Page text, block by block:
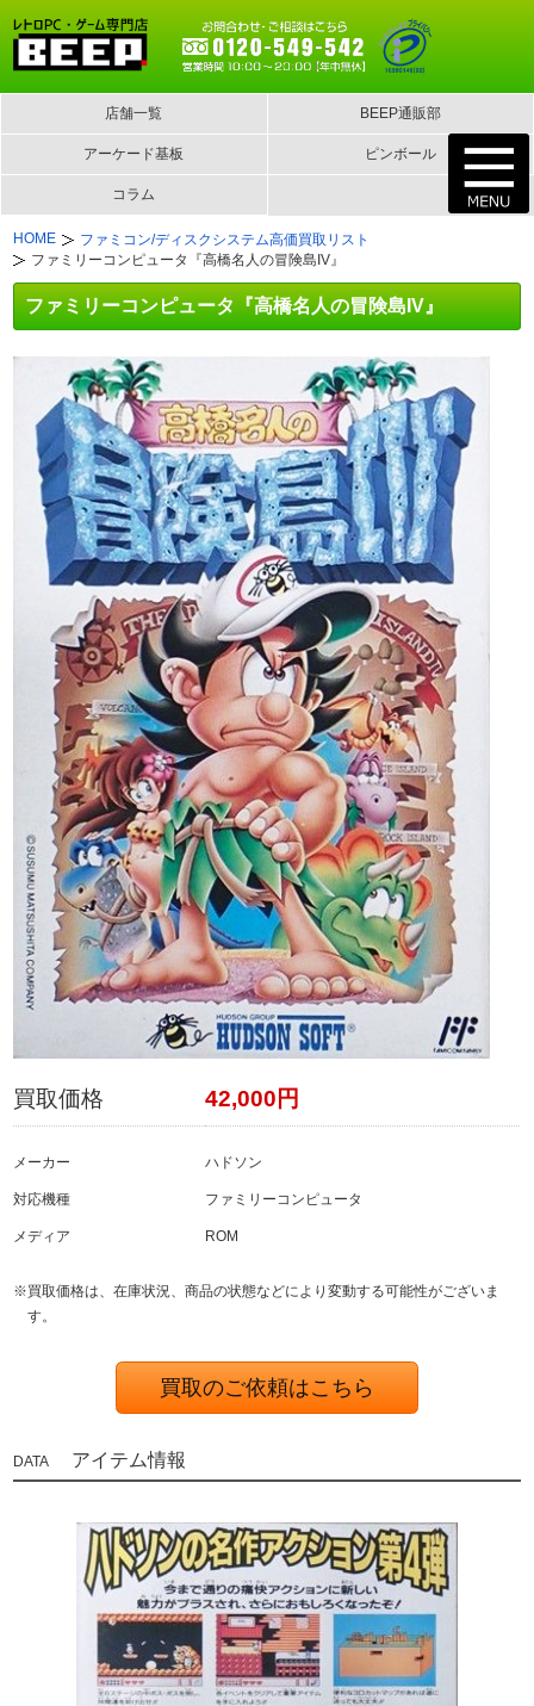
店舗一覧 BEEP通販部
アーケード基板 ピンボール
コラム
HOME
ファミコン/ディスクシステム高価買取リスト
ファミリーコンピュータ『高橋名人の冒険島IV』
ファミリーコンピュータ『高橋名人の冒険島IV』
買取価格 42,000円
メーカー ハドソン
対応機種 ファミリーコンピュータ
メディア ROM
※買取価格は、在庫状況、商品の状態などにより変動する可能性がございま
す。
買取のご依頼はこちら
アイテム情報